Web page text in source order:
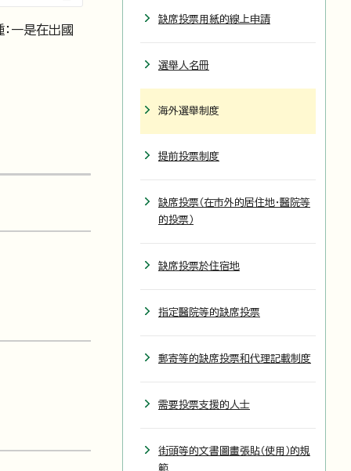
一是在出國
缺席投票用紙的線上申請
選舉人名冊
海外選舉制度
提前投票制度
缺席投票（在市外的居住地・醫院等
的投票）
缺席投票於住宿地
指定醫院等的缺席投票
郵寄等的缺席投票和代理記載制度
需要投票支援的人士
街頭等的文書圖畫張貼（使用）的規
範